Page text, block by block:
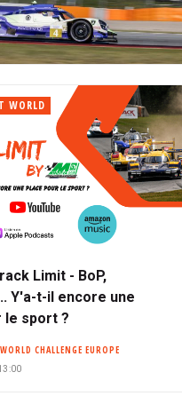
WORLD
Limit - BoP,
Y'a-t-il encore une
le sport ?
CHALLENGE EUROPE